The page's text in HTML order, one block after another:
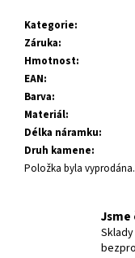
Kategorie:
Záruka:
Hmotnost:
EAN:
Barva:
Materiál:
Délka náramku:
Druh kamene:
Položka byla
Jsme